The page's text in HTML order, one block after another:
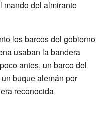
mando del almirante
los barcos del gobierno
usaban la bandera
antes, un barco del
buque alemán por
reconocida